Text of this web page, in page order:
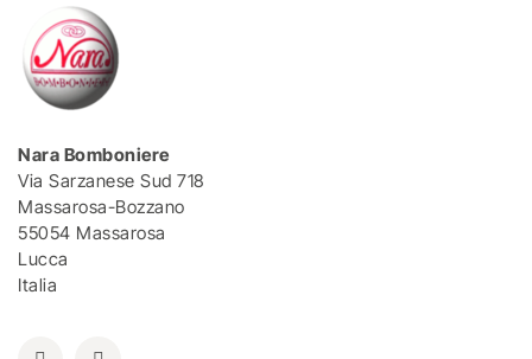
Nara Bomboniere
Via Sarzanese Sud 718
Massarosa-Bozzano
55054 Massarosa
Lucca
Italia